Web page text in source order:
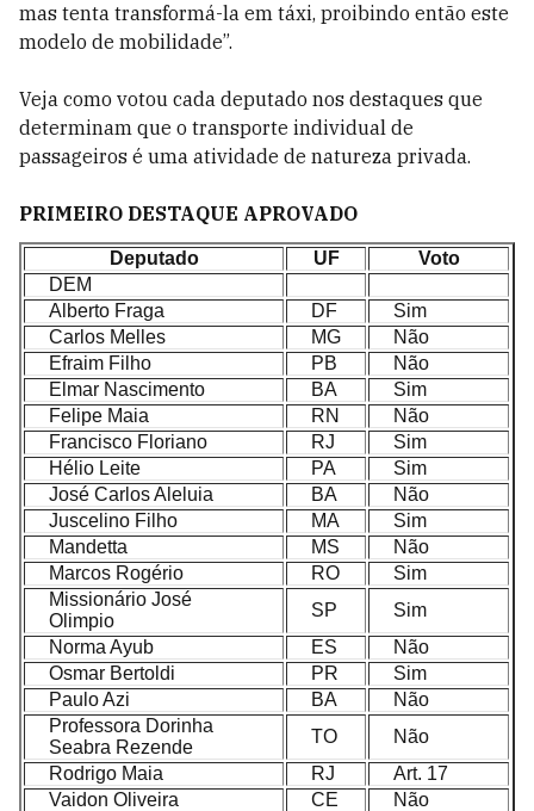
mas tenta transformá-la em táxi, proibindo então este
modelo de mobilidade”.
Veja como votou cada deputado nos destaques que
determinam que o transporte individual de
passageiros é uma atividade de natureza privada.
PRIMEIRO DESTAQUE APROVADO
Deputado UF
Voto
DEM
Alberto Fraga
DF
Sim
Carlos Melles
MG
Não
Efraim Filho
PB
Não
Elmar Nascimento
BA
Sim
Felipe Maia
RN
Não
Francisco Floriano
RJ
Sim
Hélio Leite
PA
Sim
José Carlos Aleluia
BA
Não
Juscelino Filho
MA
Sim
Mandetta
MS
Não
Marcos Rogério
RO
Sim
Missionário José
Olimpio
SP
Sim
Norma Ayub
ES
Não
Osmar Bertoldi
PR
Sim
Paulo Azi
BA
Não
Professora Dorinha
Seabra Rezende
TO
Não
Rodrigo Maia
RJ
Art. 17
Vaidon Oliveira
CE
Não